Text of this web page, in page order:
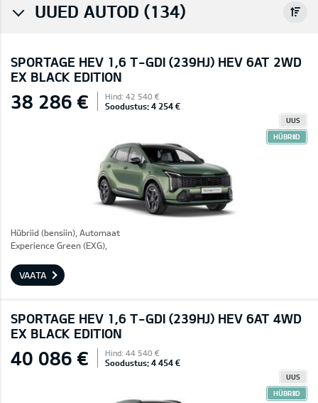
UUED AUTOD (134)
SPORTAGE HEV 1,6 T-GDI (239HJ) HEV 6AT 2WD
EX BLACK EDITION
38 286 € Hind: 42 540 €
Soodustus: 4 254 €
UUS
HÜBRIID
Hübriid (bensiin), Automaat
Experience Green (EXG),
VAATA
SPORTAGE HEV 1,6 T-GDI (239HJ) HEV 6AT 4WD
EX BLACK EDITION
40 086 € Hind: 44 540 €
Soodustus: 4 454 €
UUS
HÜBRIID